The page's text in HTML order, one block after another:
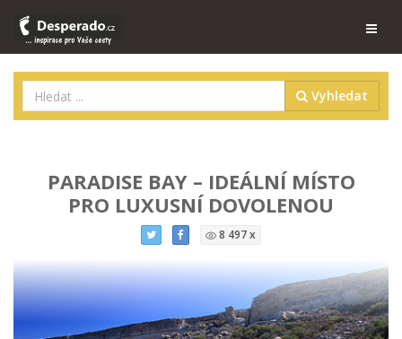
Vyhledat
PARADISE BAY – IDEÁLNÍ MÍSTO
PRO LUXUSNÍ DOVOLENOU
8 497 x